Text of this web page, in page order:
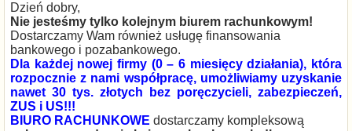
Dzień dobry,
Nie jesteśmy tylko kolejnym biurem rachunkowym!
Dostarczamy Wam również usługę finansowania
bankowego i pozabankowego.
Dla każdej nowej firmy (0 – 6 miesięcy działania), która
rozpocznie z nami współpracę, umożliwiamy uzyskanie
nawet 30 tys. złotych bez poręczycieli, zabezpieczeń,
ZUS i US!!!
BIURO RACHUNKOWE dostarczamy kompleksową